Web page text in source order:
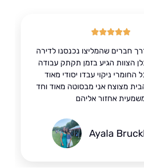
שהמליצו נכנסנו לדירה
בזמן תקתק עבודה
עבדו יסודי מאוד
אני מבסוטה מאוד וחד
אליהם